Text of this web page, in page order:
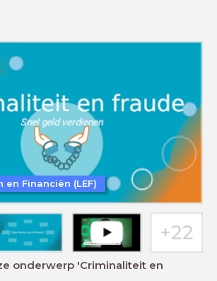
onderwerp 'Criminaliteit en
en Financiën (LEF)